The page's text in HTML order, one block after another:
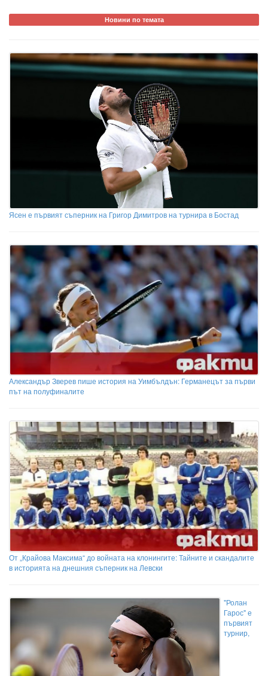
Новини по темата
Ясен е първият съперник на Григор Димитров на турнира в Бостад
Александър Зверев пише история на Уимбълдън: Германецът за първи
път на полуфиналите
От „Крайова Максима“ до войната на клонингите: Тайните и скандалите
в историята на днешния съперник на Левски
"Ролан
Гарос" е
първият
турнир,